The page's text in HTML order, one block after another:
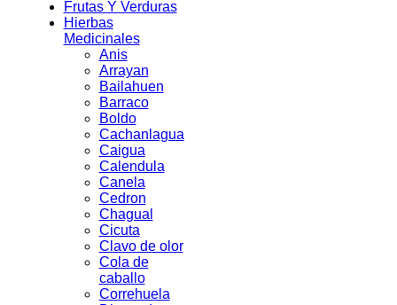
Frutas Y Verduras
Hierbas
Medicinales
Anis
Arrayan
Bailahuen
Barraco
Boldo
Cachanlagua
Caigua
Calendula
Canela
Cedron
Chagual
Cicuta
Clavo de olor
Cola de
caballo
Correhuela